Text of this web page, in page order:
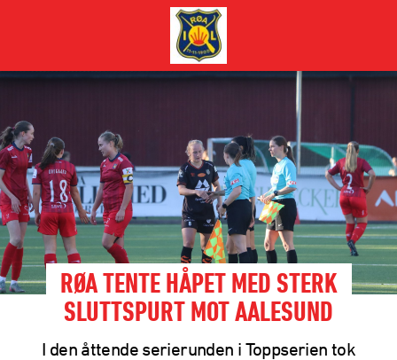
RØA TENTE HÅPET MED STERK
SLUTTSPURT MOT AALESUND
I den åttende serierunden i Toppserien tok